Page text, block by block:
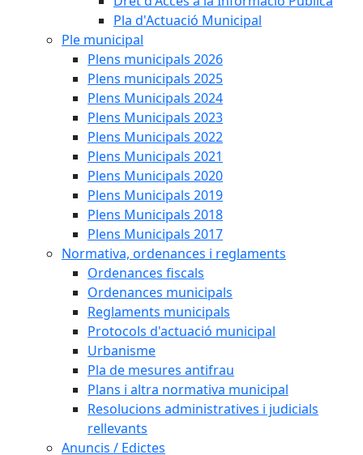
Pla d'Actuació Municipal
Ple municipal
Plens municipals 2026
Plens municipals 2025
Plens Municipals 2024
Plens Municipals 2023
Plens Municipals 2022
Plens Municipals 2021
Plens Municipals 2020
Plens Municipals 2019
Plens Municipals 2018
Plens Municipals 2017
Normativa, ordenances i reglaments
Ordenances fiscals
Ordenances municipals
Reglaments municipals
Protocols d'actuació municipal
Urbanisme
Pla de mesures antifrau
Plans i altra normativa municipal
Resolucions administratives i judicials
rellevants
Anuncis / Edictes